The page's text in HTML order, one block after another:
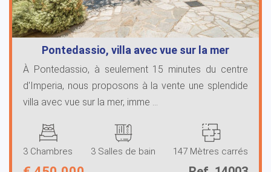
Pontedassio, villa avec vue sur la mer
À Pontedassio, à seulement 15 minutes du centre
d'Imperia, nous proposons à la vente une splendide
villa avec vue sur la mer, imme ...
3 Chambres 3 Salles de bain 147 Mètres carrés